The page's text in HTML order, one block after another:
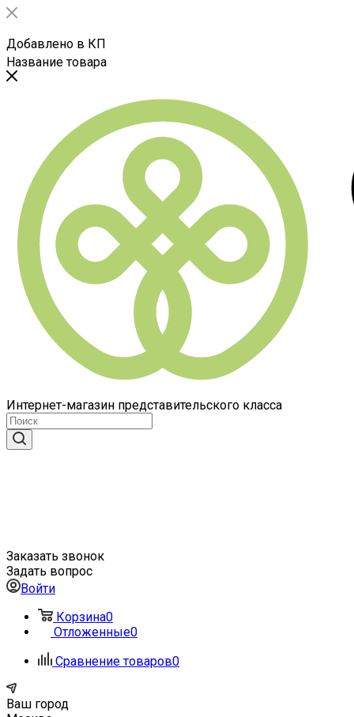
Добавлено в КП
Название товара
Интернет-магазин представительского класса
Заказать звонок
Задать вопрос
Войти
Корзина0
Отложенные0
Сравнение товаров0
Ваш город